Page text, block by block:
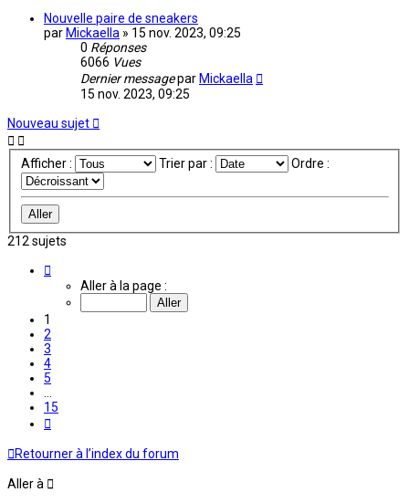
Nouvelle paire de sneakers
par Mickaella » 15 nov. 2023, 09:25
0 Réponses
6066 Vues
Dernier messagepar Mickaella
15 nov. 2023, 09:25
Nouveau sujet
Afficher : Trier par : Ordre :
212 sujets
Aller à la page :
1
2
3
4
5
15
Retourner à l’index du forum
Aller à